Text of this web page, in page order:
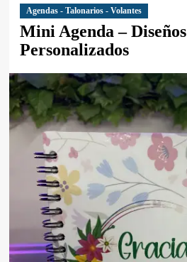
Agendas - Talonarios - Volantes
Mini Agenda – Diseños
Personalizados